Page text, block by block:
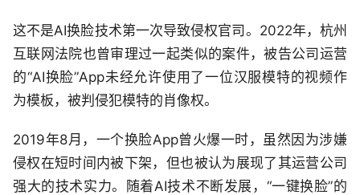
这不是AI换脸技术第一次导致侵权官司。2022年，杭州
互联网法院也曾审理过一起类似的案件，被告公司运营
的“AI换脸”App未经允许使用了一位汉服模特的视频作
为模板，被判侵犯模特的肖像权。
2019年8月，一个换脸App曾火爆一时，虽然因为涉嫌
侵权在短时间内被下架，但也被认为展现了其运营公司
强大的技术实力。随着AI技术不断发展，“一键换脸”的